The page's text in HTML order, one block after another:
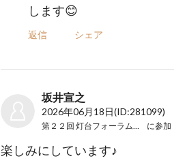
します😊
返信 シェア
坂井宣之
2026年06月18日(ID:281099)
に参加
楽しみにしています♪